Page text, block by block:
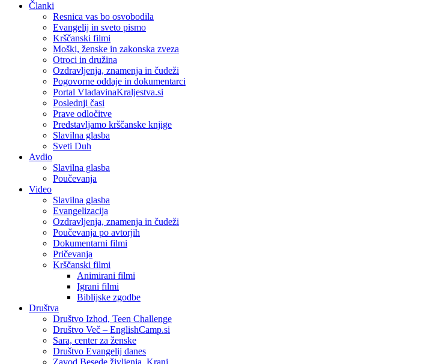
Članki
Resnica vas bo osvobodila
Evangelij in sveto pismo
Krščanski filmi
Moški, ženske in zakonska zveza
Otroci in družina
Ozdravljenja, znamenja in čudeži
Pogovorne oddaje in dokumentarci
Portal VladavinaKraljestva.si
Poslednji časi
Prave odločitve
Predstavljamo krščanske knjige
Slavilna glasba
Sveti Duh
Avdio
Slavilna glasba
Poučevanja
Video
Slavilna glasba
Evangelizacija
Ozdravljenja, znamenja in čudeži
Poučevanja po avtorjih
Dokumentarni filmi
Pričevanja
Krščanski filmi
Animirani filmi
Igrani filmi
Biblijske zgodbe
Društva
Društvo Izhod, Teen Challenge
Društvo Več – EnglishCamp.si
Sara, center za ženske
Društvo Evangelij danes
Zavod Besede življenja, Kranj